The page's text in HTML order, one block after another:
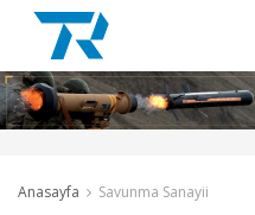
Anasayfa Savunma Sanayii